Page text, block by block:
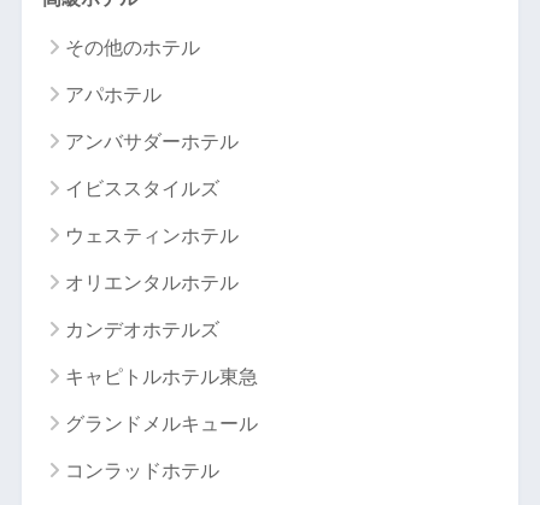
その他のホテル
アパホテル
アンバサダーホテル
イビススタイルズ
ウェスティンホテル
オリエンタルホテル
カンデオホテルズ
キャピトルホテル東急
グランドメルキュール
コンラッドホテル